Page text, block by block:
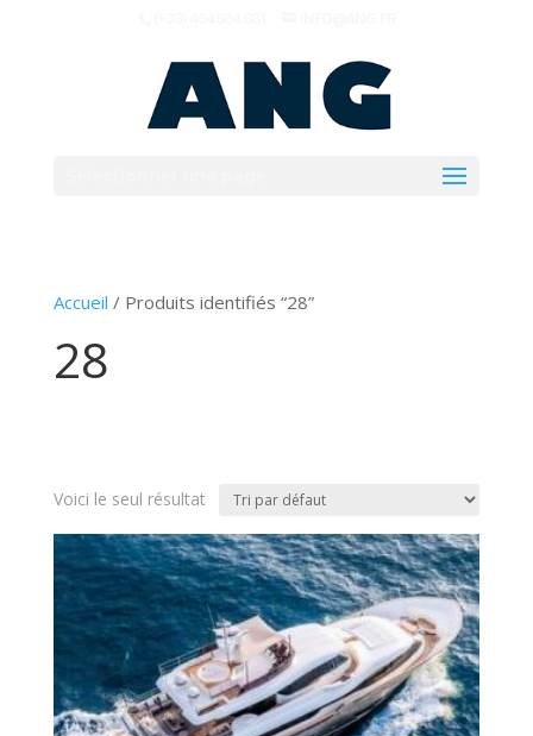
Accueil / Produits identifiés “28”
28
Voici le seul résultat